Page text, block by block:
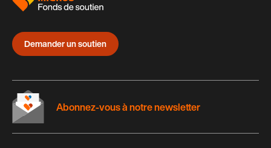
Demander un soutien
Abonnez-vous à notre newsletter